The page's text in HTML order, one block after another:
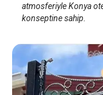
atmosferiyle Konya
konseptine sahip.